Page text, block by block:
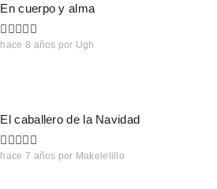
En cuerpo y alma
hace 8 años por Ugh
El caballero de la Navidad
hace 7 años por Makelelillo